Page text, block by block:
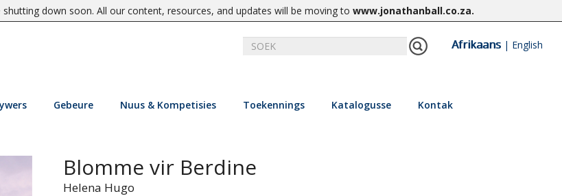
down soon. All our content, resources, and updates will be moving to www.jonathanball.co.za.
Afrikaans| English
Gebeure Nuus & Kompetisies Toekennings Katalogusse Kontak
Blomme vir Berdine
Helena Hugo